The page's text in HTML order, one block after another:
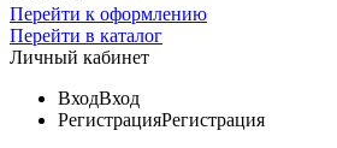
Перейти к оформлению
Перейти в каталог
Личный кабинет
ВходВход
РегистрацияРегистрация